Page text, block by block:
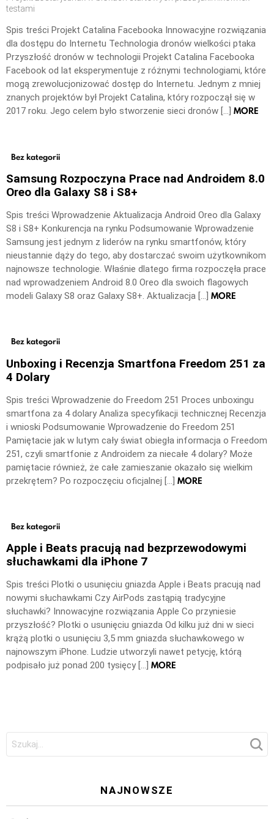
testami
Spis treści Projekt Catalina Facebooka Innowacyjne rozwiązania
dla dostępu do Internetu Technologia dronów wielkości ptaka
Przyszłość dronów w technologii Projekt Catalina Facebooka
Facebook od lat eksperymentuje z różnymi technologiami, które
mogą zrewolucjonizować dostęp do Internetu. Jednym z mniej
znanych projektów był Projekt Catalina, który rozpoczął się w
2017 roku. Jego celem było stworzenie sieci dronów […] MORE
Bez kategorii
Samsung Rozpoczyna Prace nad Androidem 8.0
Oreo dla Galaxy S8 i S8+
Spis treści Wprowadzenie Aktualizacja Android Oreo dla Galaxy
S8 i S8+ Konkurencja na rynku Podsumowanie Wprowadzenie
Samsung jest jednym z liderów na rynku smartfonów, który
nieustannie dąży do tego, aby dostarczać swoim użytkownikom
najnowsze technologie. Właśnie dlatego firma rozpoczęła prace
nad wprowadzeniem Android 8.0 Oreo dla swoich flagowych
modeli Galaxy S8 oraz Galaxy S8+. Aktualizacja […] MORE
Bez kategorii
Unboxing i Recenzja Smartfona Freedom 251 za
4 Dolary
Spis treści Wprowadzenie do Freedom 251 Proces unboxingu
smartfona za 4 dolary Analiza specyfikacji technicznej Recenzja
i wnioski Podsumowanie Wprowadzenie do Freedom 251
Pamiętacie jak w lutym cały świat obiegła informacja o Freedom
251, czyli smartfonie z Androidem za niecałe 4 dolary? Może
pamiętacie również, że całe zamieszanie okazało się wielkim
przekrętem? Po rozpoczęciu oficjalnej […] MORE
Bez kategorii
Apple i Beats pracują nad bezprzewodowymi
słuchawkami dla iPhone 7
Spis treści Plotki o usunięciu gniazda Apple i Beats pracują nad
nowymi słuchawkami Czy AirPods zastąpią tradycyjne
słuchawki? Innowacyjne rozwiązania Apple Co przyniesie
przyszłość? Plotki o usunięciu gniazda Od kilku już dni w sieci
krążą plotki o usunięciu 3,5 mm gniazda słuchawkowego w
najnowszym iPhone. Ludzie utworzyli nawet petycję, którą
podpisało już ponad 200 tysięcy […] MORE
Szukaj:
NAJNOWSZE